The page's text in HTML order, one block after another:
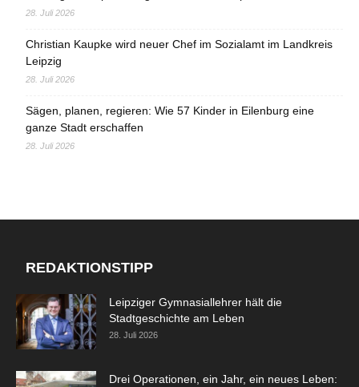
28. Juli 2026
Christian Kaupke wird neuer Chef im Sozialamt im Landkreis
Leipzig
28. Juli 2026
Sägen, planen, regieren: Wie 57 Kinder in Eilenburg eine
ganze Stadt erschaffen
28. Juli 2026
REDAKTIONSTIPP
Leipziger Gymnasiallehrer hält die
Stadtgeschichte am Leben
28. Juli 2026
Drei Operationen, ein Jahr, ein neues Leben: